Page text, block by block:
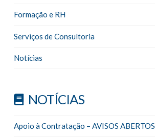
Formação e RH
Serviços de Consultoria
Notícias
NOTÍCIAS
Apoio à Contratação – AVISOS ABERTOS